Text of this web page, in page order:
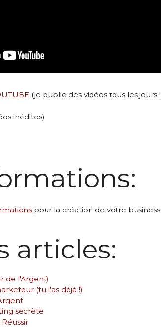
(je publie des vidéos tous les jours
inédites)
pour la création de votre business
articles:
de l'Argent)
(tu l'as déjà !)
secrète